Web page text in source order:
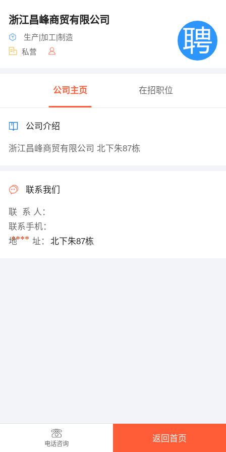
浙江昌峰商贸有限公司
生产|加工|制造
私营
公司主页 在招职位
公司介绍
浙江昌峰商贸有限公司 北下朱87栋
联系我们
联 系 人：
联系手机：
****
地 址： 北下朱87栋
电话咨询
返回首页